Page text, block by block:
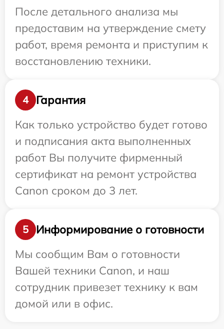
После детального анализа мы
предоставим на утверждение смету
работ, время ремонта и приступим к
восстановлению техники.
4
Гарантия
Как только устройство будет готово
и подписания акта выполненных
работ Вы получите фирменный
сертификат на ремонт устройства
Canon сроком до 3 лет.
5
Информирование о готовности
Мы сообщим Вам о готовности
Вашей техники Canon, и наш
сотрудник привезет технику к вам
домой или в офис.